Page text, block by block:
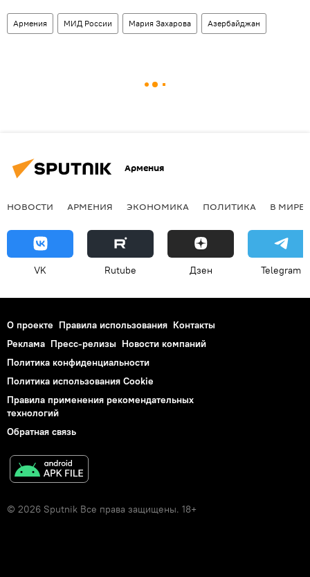
Армения МИД России Мария Захарова Азербайджан
Армения
НОВОСТИ АРМЕНИЯ ЭКОНОМИКА ПОЛИТИКА В МИРЕ
VK Rutube Дзен Telegram
О проекте Правила использования Контакты
Реклама Пресс-релизы Новости компаний
Политика конфиденциальности
Политика использования Cookie
Правила применения рекомендательных
технологий
Обратная связь
© 2026 Sputnik Все права защищены. 18+